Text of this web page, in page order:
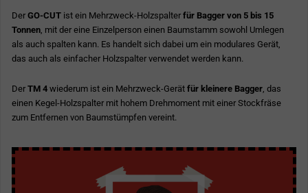
Der GO-CUT ist ein Mehrzweck-Holzspalter für Bagger von 5 bis 15
Tonnen, mit der eine Einzelperson einen Baumstamm sowohl Umlegen
als auch spalten kann. Es handelt sich dabei um ein modulares Gerät,
das auch als einfacher Holzspalter verwendet werden kann.
Der TM 4 wiederum ist ein Mehrzweck-Gerät für kleinere Bagger , das
einen Kegel-Holzspalter mit hohem Drehmoment mit einer Stockfräse
zum Entfernen von Baumstümpfen vereint.